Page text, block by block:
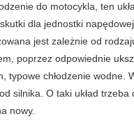
do motocykla, ten
dla jednostki
jest zależnie od
poprzez odpowiednie
typowe chłodzenie wodne.
silnika. O taki układ trzeba
nowy.